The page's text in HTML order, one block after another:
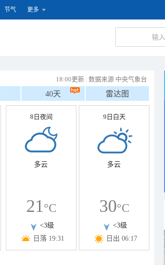
节气 更多
18:00更新 | 数据来源 中央气象台
40天 雷达图
8日夜间
多云
21°C
<3级
日落 19:31
9日白天
多云
30°C
<3级
日出 06:17